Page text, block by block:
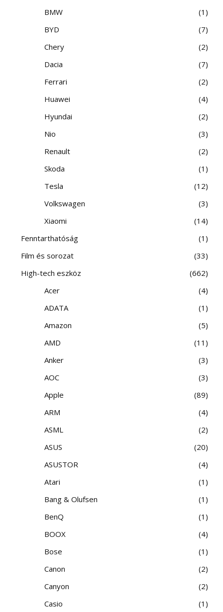
BMW
1
BYD
7
Chery
2
Dacia
7
Ferrari
2
Huawei
4
Hyundai
2
Nio
3
Renault
2
Skoda
1
Tesla
12
Volkswagen
3
Xiaomi
14
Fenntarthatóság
1
Film és sorozat
33
High-tech eszköz
662
Acer
4
ADATA
1
Amazon
5
AMD
11
Anker
3
AOC
3
Apple
89
ARM
4
ASML
2
ASUS
20
ASUSTOR
4
Atari
1
Bang & Olufsen
1
BenQ
1
BOOX
4
Bose
1
Canon
2
Canyon
2
Casio
1